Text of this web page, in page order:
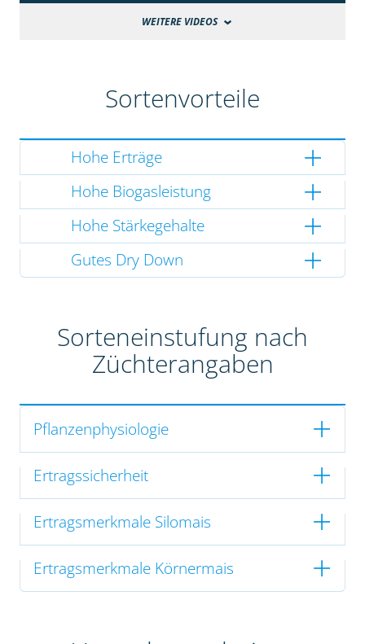
WEITERE VIDEOS
Sortenvorteile
Hohe Erträge
Hohe Biogasleistung
Hohe Stärkegehalte
Gutes Dry Down
Sorteneinstufung nach
Züchterangaben
Pflanzenphysiologie
Ertragssicherheit
Ertragsmerkmale Silomais
Ertragsmerkmale Körnermais